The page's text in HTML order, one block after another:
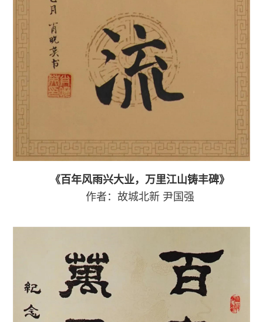
《百年风雨兴大业，万里江山铸丰碑》
作者：故城北新 尹国强